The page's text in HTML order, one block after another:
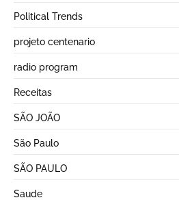
Political Trends
projeto centenario
radio program
Receitas
SÃO JOÃO
São Paulo
SÃO PAULO
Saude